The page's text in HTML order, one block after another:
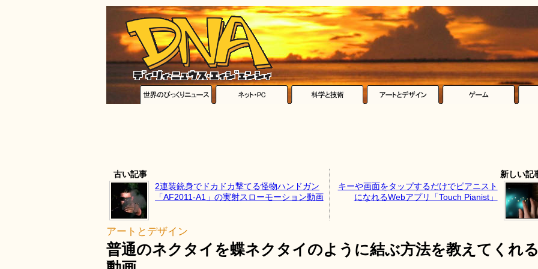
古い記事
2連装銃身でドカドカ撃てる怪物ハンドガン
「AF2011-A1」の実射スローモーション動画
新しい記
キーや画面をタップするだけでピアニスト
になれるWebアプリ「Touch Pianist」
アートとデザイン
普通のネクタイを蝶ネクタイのように結ぶ方法を教えてくれ